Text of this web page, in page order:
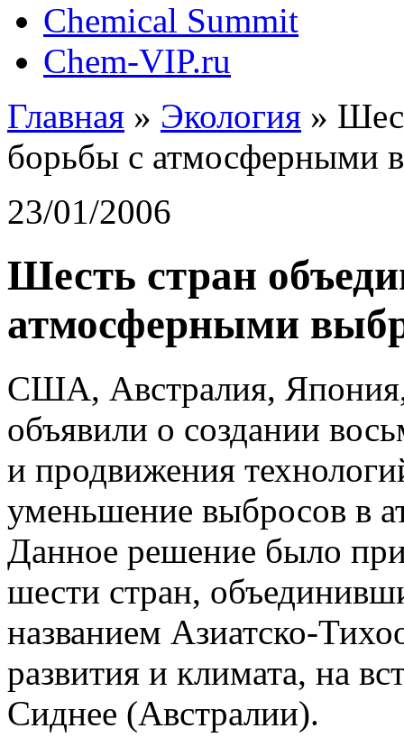
Chemical Summit
Chem-VIP.ru
Главная » Экология »
борьбы с атмосферными
23/01/2006
Шесть стран
атмосферными
США, Австралия,
объявили о создании
и продвижения
уменьшение выбросов в
Данное решение было
шести стран,
названием Азиатско-
развития и климата, на
Сиднее (Австралии).